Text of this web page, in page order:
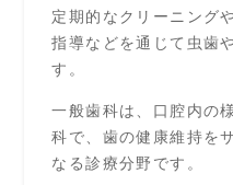
定期的なクリーニング
指導などを通じて虫歯
す。
一般歯科は、口腔内の
科で、歯の健康維持を
なる診療分野です。